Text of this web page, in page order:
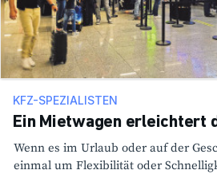
KFZ-SPEZIALISTEN
Ein Mietwagen erleichtert
Wenn es im Urlaub oder auf der
einmal um Flexi­bi­lität oder